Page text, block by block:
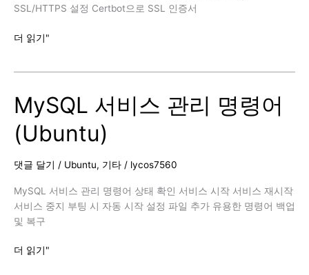
SSL/HTTPS 설정 Certbot으로 SSL 인증서
Apache
(Apache
가
상
호
스
설
정)
더 읽기"
MySQL 서비스 관리 명령어
(Ubuntu)
댓글 달기 / Ubuntu, 기타 / lycos7560
MySQL 서비스 관리 명령어 상태 확인 서비스 시작 서비스 재시작
서비스 중지 부팅 시 자동 시작 설정 파일 추가 유용한 명령어 백업
및 복구
MySQL
더 읽기"